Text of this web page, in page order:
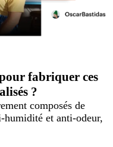
fabriquer ces
?
composés de
humidité et anti-odeur,